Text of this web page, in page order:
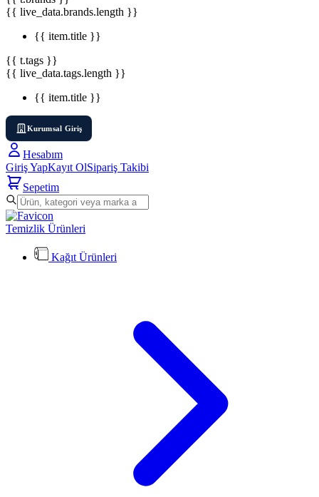
{{ live_data.brands.length }}
{{ item.title }}
{{ t.tags }}
{{ live_data.tags.length }}
{{ item.title }}
Kurumsal Giriş
Hesabım
Giriş YapKayıt OlSipariş Takibi
Sepetim
Temizlik Ürünleri
Kağıt Ürünleri